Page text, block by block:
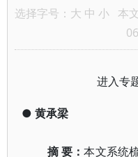
选择字号： 大 中 小 本
进入专
● 黄承梁
摘 要 ：本文系统